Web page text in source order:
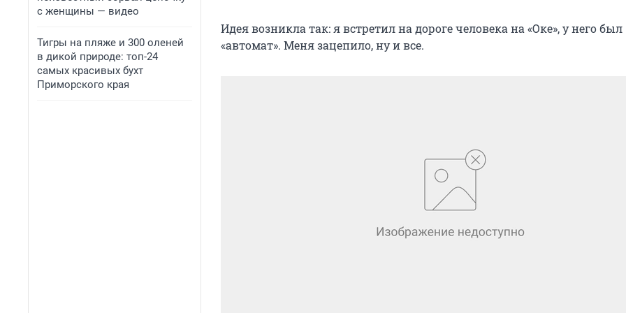
с женщины — видео
Тигры на пляже и 300 оленей
в дикой природе: топ-24
самых красивых бухт
Приморского края
Идея возникла так: я встретил на дороге человека на «Оке», у него был
«автомат». Меня зацепило, ну и все.